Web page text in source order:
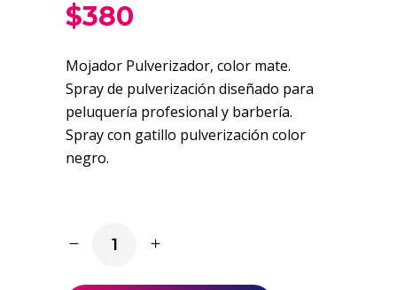
$380
Mojador Pulverizador, color mate.
Spray de pulverización diseñado para
peluquería profesional y barbería.
Spray con gatillo pulverización color
negro.
quantity